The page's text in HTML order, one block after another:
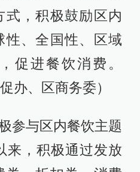
式，积极鼓励区内
性、全国性、区域
促进餐饮消费。
办、区商务委）
参与区内餐饮主题
来，积极通过发放